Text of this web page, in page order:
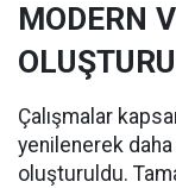
MODERN
Çalışmalar
yenilenerek daha
oluşturuldu.